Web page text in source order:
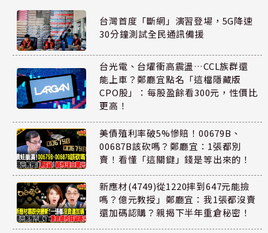
台灣首度「斷網」演習登場，5G降速
30分鐘測試全民通訊備援
台光電、台燿衝高震盪…CCL族群還
能上車？鄭廳宜點名「這檔隱藏版
CPO股」：每股盈餘看300元，性價比
更高！
美債殖利率破5%慘賠！00679B、
00687B該砍嗎？鄭廳宜：1張都別
賣！看懂「這關鍵」錢是等出來的！
新應材(4749)從1220摔到647元能撿
嗎？億元教授」鄭廳宜：我1張都沒賣
還加碼認購？親揭下半年重倉秘密！